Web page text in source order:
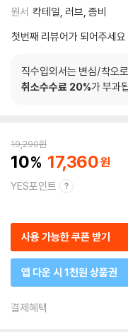
원서 칵테일, 러브, 좀비
첫번째 리뷰어가 되어주세요
직수입외서는 변심/착오
취소수수료 20%가 부과
19,290원
10 17,360
YES포인트
사용 가능한 쿠폰 받기
앱 다운 시 1천원 상품권
결제혜택